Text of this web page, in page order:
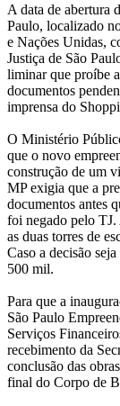
A data de abertura
Paulo, localizado
e Nações Unidas,
Justiça de São
liminar que proíbe
documentos
imprensa do
O Ministério
que o novo
construção de um
MP exigia que a
documentos antes
foi negado pelo TJ.
as duas torres de
Caso a decisão
500 mil.
Para que a
São Paulo
Serviços
recebimento da
conclusão das
final do Corpo de